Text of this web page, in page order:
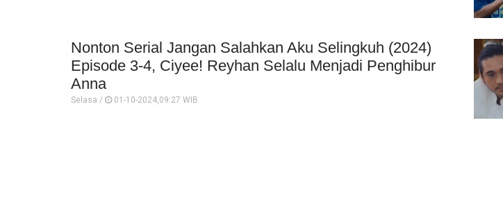
Nonton Serial Jangan Salahkan Aku Selingkuh (2024)
Episode 3-4, Ciyee! Reyhan Selalu Menjadi Penghibur
Anna
Selasa / 01-10-2024,09:27 WIB